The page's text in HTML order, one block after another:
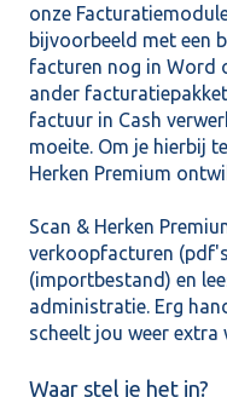
onze
bijvoorbeeld met een
facturen nog in Word
ander
factuur in Cash
moeite. Om je hierbij
Herken Premium
Scan & Herken
verkoopfacturen
(importbestand) en
administratie. Erg
scheelt jou weer extra
Waar stel je het in?